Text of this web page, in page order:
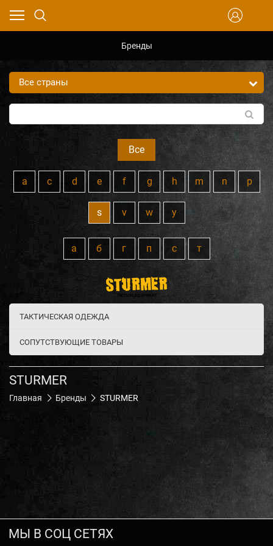
Бренды
Все
a c d e f g h m n p
s v w y
а б г п с т
ТАКТИЧЕСКАЯ ОДЕЖДА
СОПУТСТВУЮЩИЕ ТОВАРЫ
STURMER
Главная Бренды STURMER
МЫ В СОЦ СЕТЯХ